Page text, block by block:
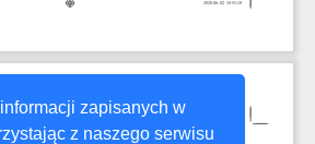
zapisanych w
z naszego serwisu